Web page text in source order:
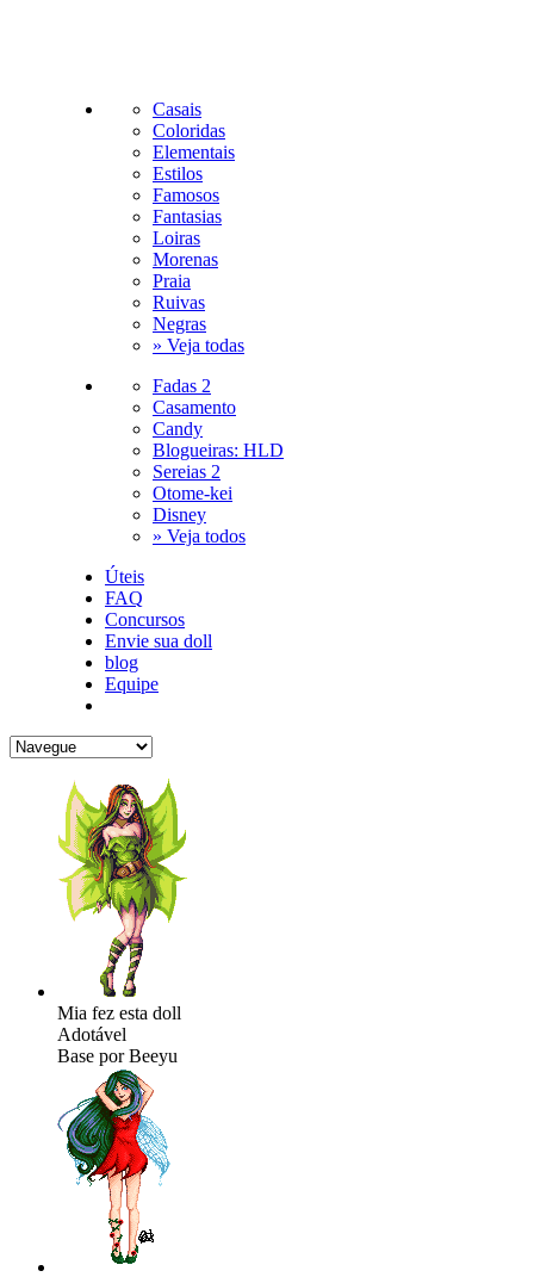
Casais
Coloridas
Elementais
Estilos
Famosos
Fantasias
Loiras
Morenas
Praia
Ruivas
Negras
» Veja todas
Fadas 2
Casamento
Candy
Blogueiras: HLD
Sereias 2
Otome-kei
Disney
» Veja todos
Úteis
FAQ
Concursos
Envie sua doll
blog
Equipe
Mia fez esta doll
Adotável
Base por Beeyu